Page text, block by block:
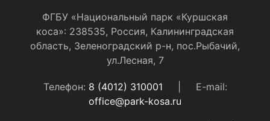
ФГБУ «Национальный парк «Куршская
коса»: 238535, Россия, Калининградская
область, Зеленоградский р-н, пос.Рыбачий,
ул.Лесная, 7
Телефон: 8 (4012) 310001
E-mail:
office@park-kosa.ru